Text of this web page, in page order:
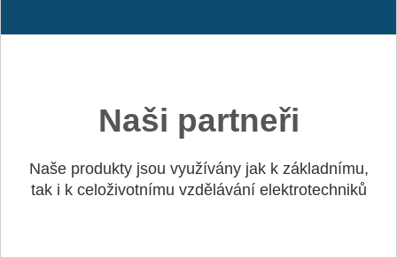
Naši partneři
Naše produkty jsou využívány jak k základnímu,
tak i k celoživotnímu vzdělávání elektrotechniků